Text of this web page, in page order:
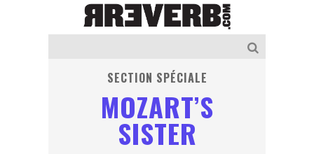
SECTION SPÉCIALE
MOZART’S
SISTER